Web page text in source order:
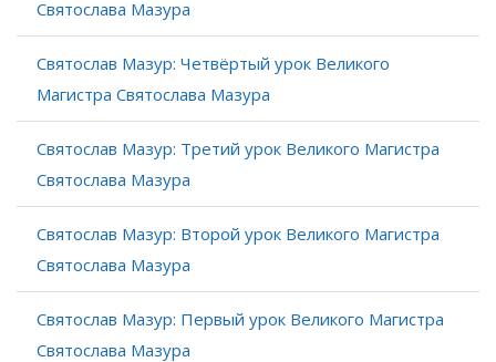
Святослава Мазура
Святослав Мазур: Четвёртый урок Великого
Магистра Святослава Мазура
Святослав Мазур: Третий урок Великого Магистра
Святослава Мазура
Святослав Мазур: Второй урок Великого Магистра
Святослава Мазура
Святослав Мазур: Первый урок Великого Магистра
Святослава Мазура